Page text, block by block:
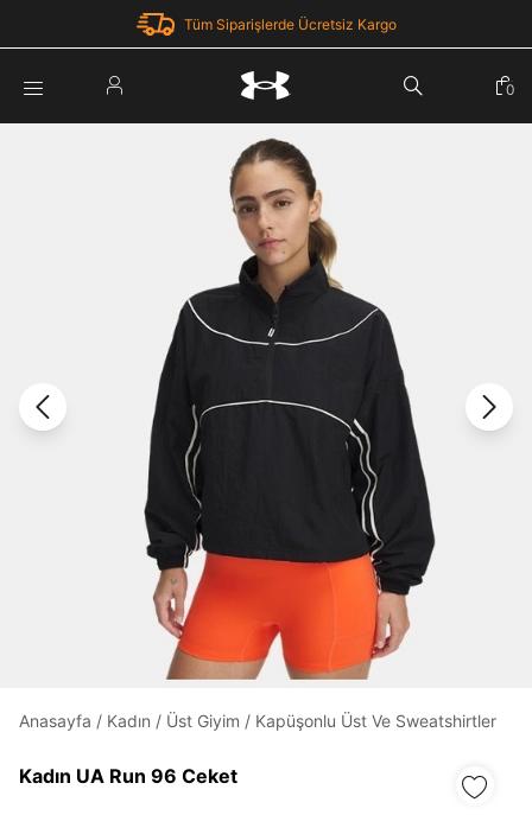
Tüm Siparişlerde Ücretsiz Kargo
Şifremi Unuttum
Under Armour'da yeni misiniz? Kayıt Ol
Üye Olmadan Devam Et
0
Anasayfa / Kadın / Üst Giyim / Kapüşonlu Üst Ve Sweatshirtler
Kadın UA Run 96 Ceket
Parola Yenileme
Parolayı Yenile
Zaten hesabın var mı? Giriş yap
Daha hızlı ödeme. Hızlı sipariş takibi.
Kolay iade ve değişim.
Giriş Yap